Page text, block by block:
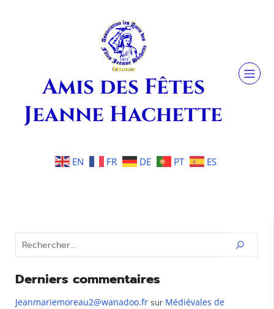
Amis des Fêtes
Jeanne Hachette
EN FR DE PT ES
Derniers commentaires
Jeanmariemoreau2@wanadoo.fr sur Médiévales de